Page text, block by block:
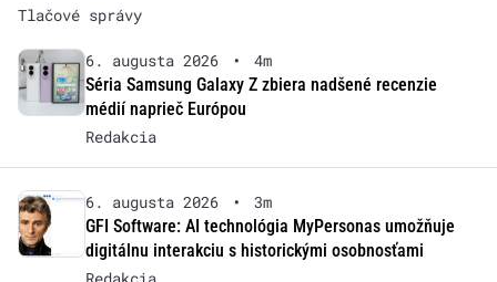
Tlačové správy
6. augusta 2026 •
4m
Séria Samsung Galaxy Z zbiera nadšené recenzie
médií naprieč Európou
Redakcia
6. augusta 2026 •
3m
GFI Software: AI technológia MyPersonas umožňuje
digitálnu interakciu s historickými osobnosťami